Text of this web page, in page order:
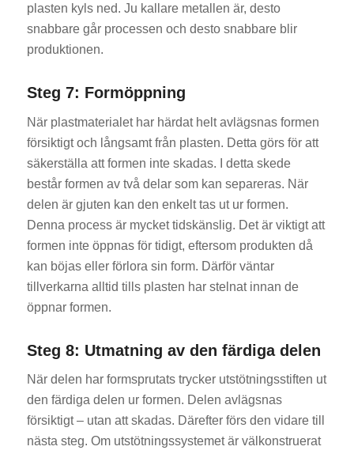
plasten kyls ned. Ju kallare metallen är, desto
snabbare går processen och desto snabbare blir
produktionen.
Steg 7: Formöppning
När plastmaterialet har härdat helt avlägsnas formen
försiktigt och långsamt från plasten. Detta görs för att
säkerställa att formen inte skadas. I detta skede
består formen av två delar som kan separeras. När
delen är gjuten kan den enkelt tas ut ur formen.
Denna process är mycket tidskänslig. Det är viktigt att
formen inte öppnas för tidigt, eftersom produkten då
kan böjas eller förlora sin form. Därför väntar
tillverkarna alltid tills plasten har stelnat innan de
öppnar formen.
Steg 8: Utmatning av den färdiga delen
När delen har formsprutats trycker utstötningsstiften ut
den färdiga delen ur formen. Delen avlägsnas
försiktigt – utan att skadas. Därefter förs den vidare till
nästa steg. Om utstötningssystemet är välkonstruerat